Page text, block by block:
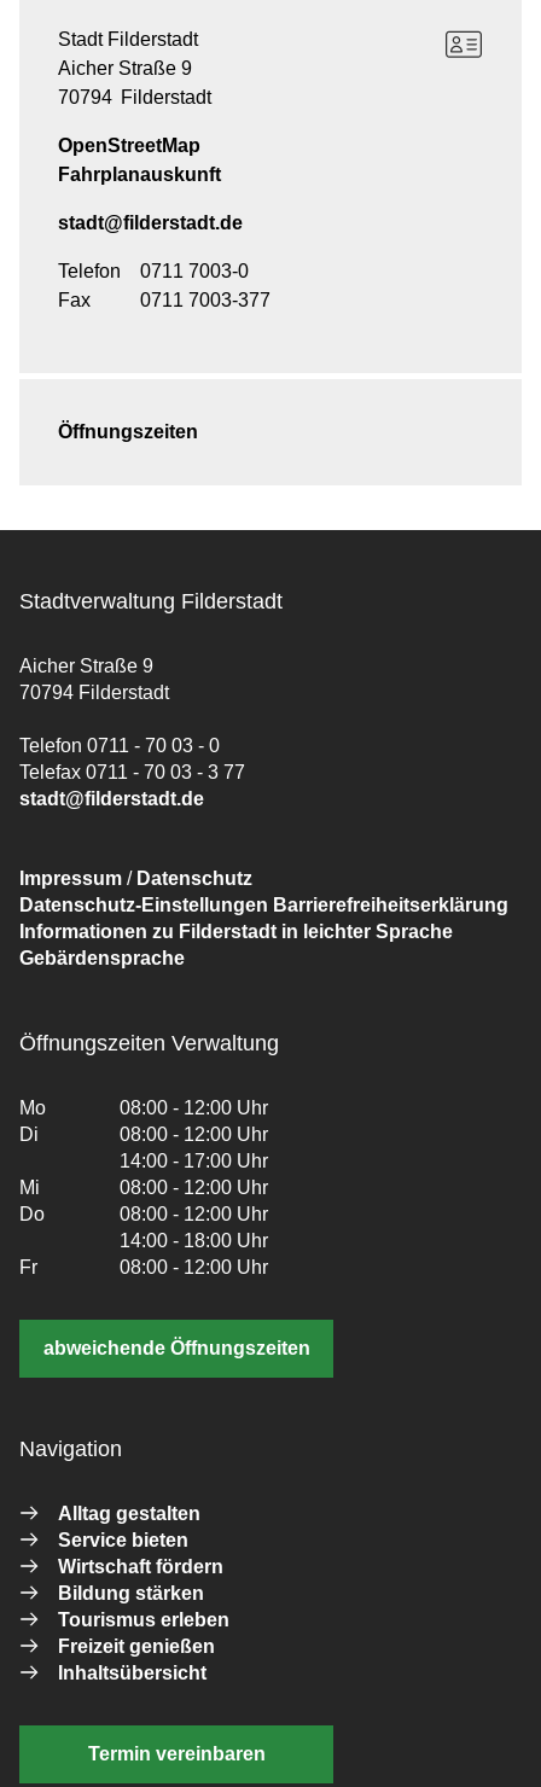
Stadt Filderstadt
Aicher Straße 9
70794 Filderstadt
OpenStreetMap
Fahrplanauskunft
stadt@filderstadt.de
Telefon
0711 7003-0
Fax
0711 7003-377
Öffnungszeiten
Stadtverwaltung Filderstadt
Aicher Straße 9
70794 Filderstadt
Telefon 0711 - 70 03 - 0
Telefax 0711 - 70 03 - 3 77
stadt@filderstadt.de
Impressum / Datenschutz
Datenschutz-Einstellungen Barrierefreiheitserklärung
Informationen zu Filderstadt in leichter Sprache
Gebärdensprache
Öffnungszeiten Verwaltung
Mo
08:00 - 12:00 Uhr
Di
08:00 - 12:00 Uhr
14:00 - 17:00 Uhr
Mi
08:00 - 12:00 Uhr
Do
08:00 - 12:00 Uhr
14:00 - 18:00 Uhr
Fr
08:00 - 12:00 Uhr
abweichende Öffnungszeiten
Navigation
Alltag gestalten
Service bieten
Wirtschaft fördern
Bildung stärken
Tourismus erleben
Freizeit genießen
Inhaltsübersicht
Termin vereinbaren